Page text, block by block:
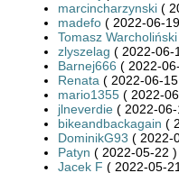
marcincharzynski (
madefo ( 2022-06-
Tomasz Warcholiński
zlyszelag ( 2022-06-
Barnej666 ( 2022-
Renata ( 2022-06-
mario1355 ( 2022-
jlneverdie ( 2022-
bikeandbackagain (
DominikG93 ( 2022-
Patyn ( 2022-05-22 )
Jacek F ( 2022-05-